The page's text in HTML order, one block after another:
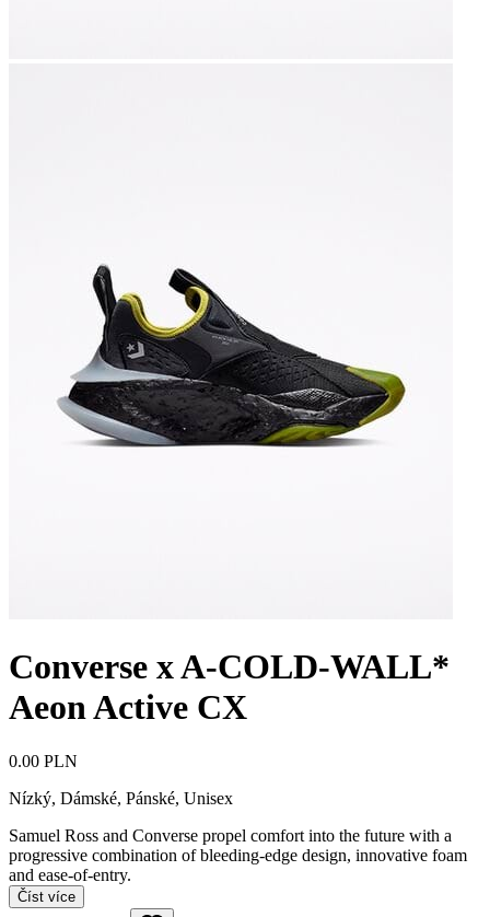
Converse x A-COLD-WALL*
Aeon Active CX
0.00 PLN
Nízký, Dámské, Pánské, Unisex
Samuel Ross and Converse propel comfort into the future with a
progressive combination of bleeding-edge design, innovative foam
and ease-of-entry.
Číst více